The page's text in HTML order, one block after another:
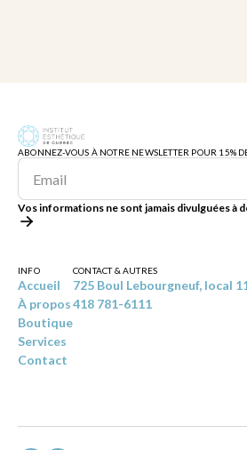
ABONNEZ-VOUS À NOTRE NEWSLETTER POUR 15%
Vos informations ne sont jamais divulguées à
INFO
Accueil
À propos
Boutique
Services
Contact
CONTACT & AUTRES
725 Boul Lebourgneuf, local
418 781-6111